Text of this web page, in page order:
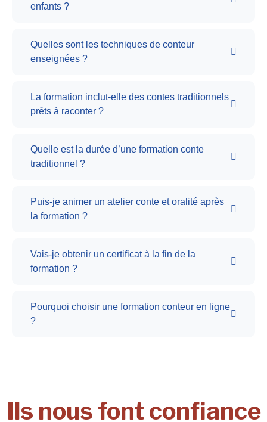
enfants ?
Quelles sont les techniques de conteur
enseignées ?
La formation inclut-elle des contes traditionnels
prêts à raconter ?
Quelle est la durée d’une formation conte
traditionnel ?
Puis-je animer un atelier conte et oralité après
la formation ?
Vais-je obtenir un certificat à la fin de la
formation ?
Pourquoi choisir une formation conteur en ligne
?
Ils nous font confiance